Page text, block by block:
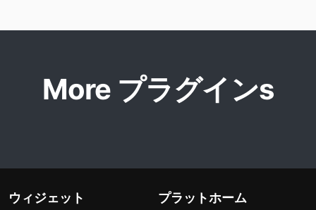
More プラグインs
ウィジェット プラットホーム